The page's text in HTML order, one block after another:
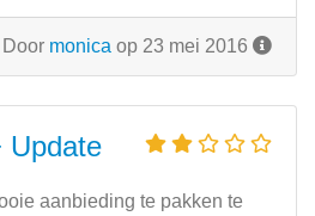
Door monica op 23 mei 2016
Update
aanbieding te pakken te